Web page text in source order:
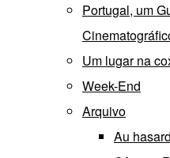
Portugal, um
Um lugar na
Week-End
Arquivo
Au